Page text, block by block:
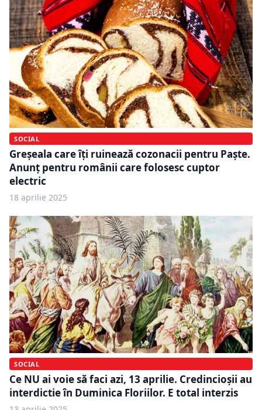
SOCIAL
Greșeala care îți ruinează cozonacii pentru Paște.
Anunț pentru românii care folosesc cuptor
electric
18 aprilie 2025
SOCIAL
Ce NU ai voie să faci azi, 13 aprilie. Credincioșii au
interdictie în Duminica Floriilor. E total interzis